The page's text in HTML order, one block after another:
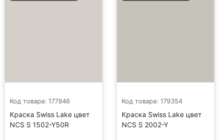
Код товара: 177946
Краска Swiss Lake цвет
NCS S 1502-Y50R
Код товара: 179354
Краска Swiss Lake цвет
NCS S 2002-Y